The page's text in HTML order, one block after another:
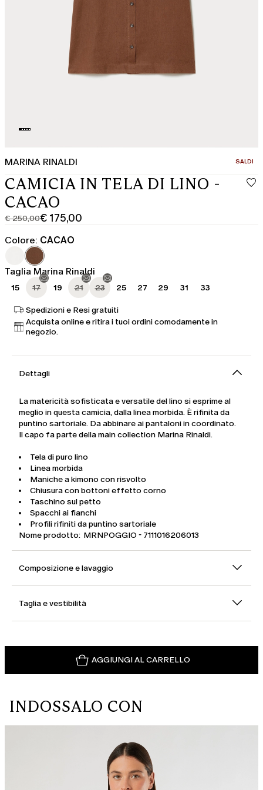
MARINA RINALDI SALDI
CAMICIA IN TELA DI LINO -
CACAO
€ 250,00
Prezzo
originale
250,00
€ 175,00
Prezzo
corrente
175,00
Colore: CACAO
Taglia Marina Rinaldi
15 17 19 21 23 25 27 29 31 33
Spedizioni e Resi gratuiti
Acquista online e ritira i tuoi ordini comodamente in
negozio.
Dettagli
La matericità sofisticata e versatile del lino si esprime al
meglio in questa camicia, dalla linea morbida. È rifinita da
puntino sartoriale. Da abbinare ai pantaloni in coordinato.
Il capo fa parte della main collection Marina Rinaldi.
Tela di puro lino
Linea morbida
Maniche a kimono con risvolto
Chiusura con bottoni effetto corno
Taschino sul petto
Spacchi ai fianchi
Profili rifiniti da puntino sartoriale
Nome prodotto: MRNPOGGIO - 7111016206013
Composizione e lavaggio
Taglia e vestibilità
AGGIUNGI AL CARRELLO
INDOSSALO CON